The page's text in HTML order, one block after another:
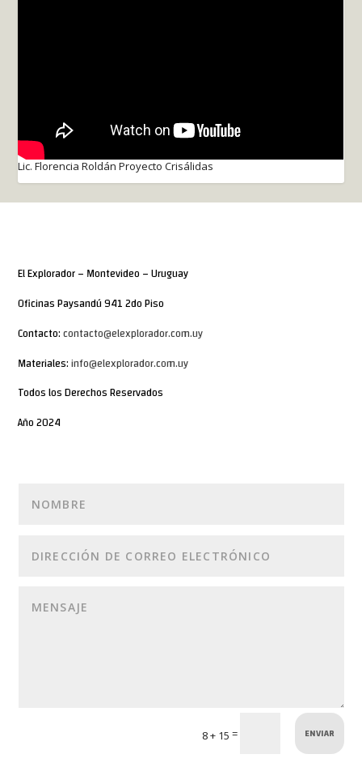
Lic. Florencia Roldán Proyecto Crisálidas
El Explorador – Montevideo – Uruguay
Oficinas Paysandú 941 2do Piso
Contacto:contacto@elexplorador.com.uy
Materiales:info@elexplorador.com.uy
Todos los Derechos Reservados
Año 2024
8 + 15 = ENVIAR